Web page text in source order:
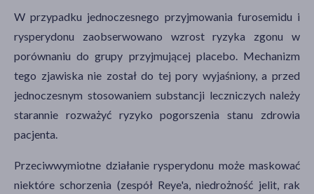
W przypadku jednoczesnego przyjmowania furosemidu i
rysperydonu zaobserwowano wzrost ryzyka zgonu w
porównaniu do grupy przyjmującej placebo. Mechanizm
tego zjawiska nie został do tej pory wyjaśniony, a przed
jednoczesnym stosowaniem substancji leczniczych należy
starannie rozważyć ryzyko pogorszenia stanu zdrowia
pacjenta.
Przeciwwymiotne działanie rysperydonu może maskować
niektóre schorzenia (zespół Reye'a, niedrożność jelit, rak